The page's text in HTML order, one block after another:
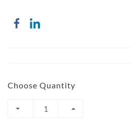
Choose Quantity